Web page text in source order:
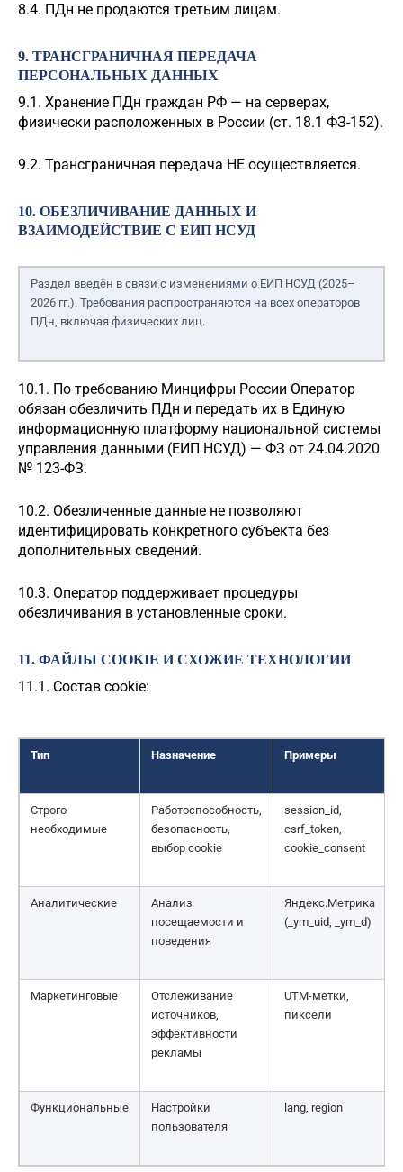
8.4. ПДн не продаются третьим лицам.
9. ТРАНСГРАНИЧНАЯ ПЕРЕДАЧА
ПЕРСОНАЛЬНЫХ ДАННЫХ
9.1. Хранение ПДн граждан РФ — на серверах,
физически расположенных в России (ст. 18.1 ФЗ-152).
9.2. Трансграничная передача НЕ осуществляется.
10. ОБЕЗЛИЧИВАНИЕ ДАННЫХ И
ВЗАИМОДЕЙСТВИЕ С ЕИП НСУД
Раздел введён в связи с изменениями о ЕИП НСУД (2025–
2026 гг.). Требования распространяются на всех операторов
ПДн, включая физических лиц.
10.1. По требованию Минцифры России Оператор
обязан обезличить ПДн и передать их в Единую
информационную платформу национальной системы
управления данными (ЕИП НСУД) — ФЗ от 24.04.2020
№ 123-ФЗ.
10.2. Обезличенные данные не позволяют
идентифицировать конкретного субъекта без
дополнительных сведений.
10.3. Оператор поддерживает процедуры
обезличивания в установленные сроки.
11. ФАЙЛЫ COOKIE И СХОЖИЕ ТЕХНОЛОГИИ
11.1. Состав cookie:
Тип Назначение Примеры
Строго
необходимые
Работоспособность,
безопасность,
выбор cookie
session_id,
csrf_token,
cookie_consent
Аналитические
Анализ
посещаемости и
поведения
Яндекс.Метрика
(_ym_uid, _ym_d)
Маркетинговые
Отслеживание
источников,
эффективности
рекламы
UTM-метки,
пиксели
Функциональные
Настройки
пользователя
lang, region